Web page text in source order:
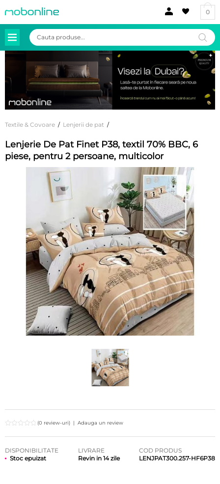
0
Products
search
Textile & Covoare / Lenjerii de pat /
Lenjerie De Pat Finet P38, textil 70% BBC, 6
piese, pentru 2 persoane, multicolor
(0 review-uri) | Adauga un review
DISPONIBILITATE
Stoc epuizat
LIVRARE
Revin in 14 zile
COD PRODUS
LENJPAT300.257-HF6P38